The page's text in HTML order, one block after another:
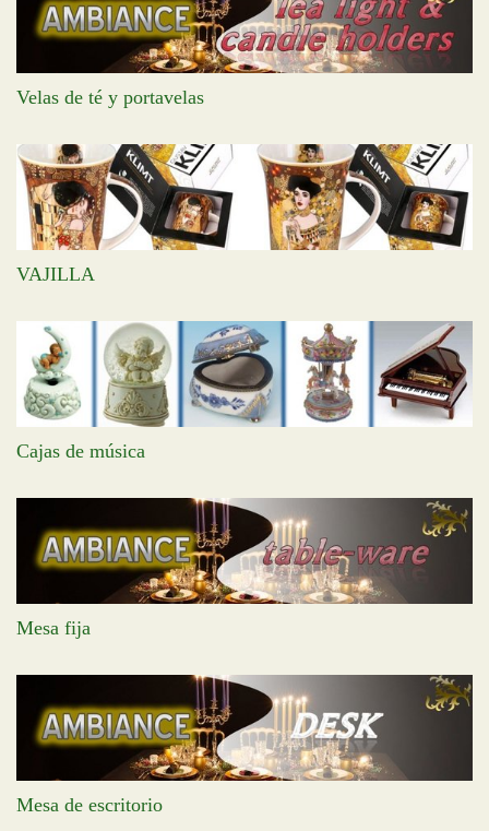
Velas de té y portavelas
VAJILLA
Cajas de música
Mesa fija
Mesa de escritorio